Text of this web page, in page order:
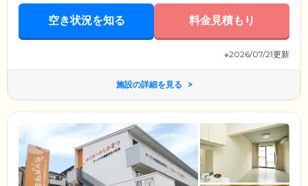
空き状況を知る 料金見積もり
※2026/07/21更新
施設の詳細を見る